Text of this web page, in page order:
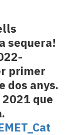
sequera!
primer
dos anys.
que